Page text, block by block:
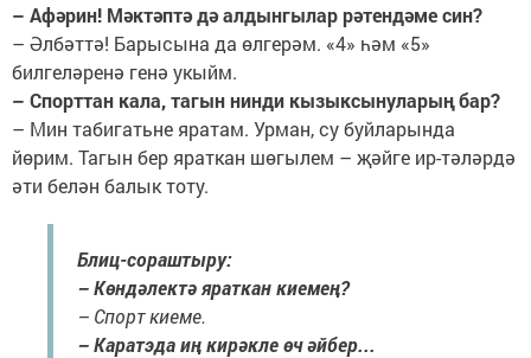
– Афәрин! Мәктәптә дә алдынгылар рәтендәме син?
– Әлбәттә! Барысына да өлгерәм. «4» һәм «5»
билгеләренә генә укыйм.
– Спорттан кала, тагын нинди кызыксынуларың бар?
– Мин табигатьне яратам. Урман, су буйларында
йөрим. Тагын бер яраткан шөгылем – җәйге ир-тәләрдә
әти белән балык тоту.
Блиц-сораштыру:
– Көндәлектә яраткан киемең?
– Спорт киеме.
– Каратэда иң кирәкле өч әйбер...